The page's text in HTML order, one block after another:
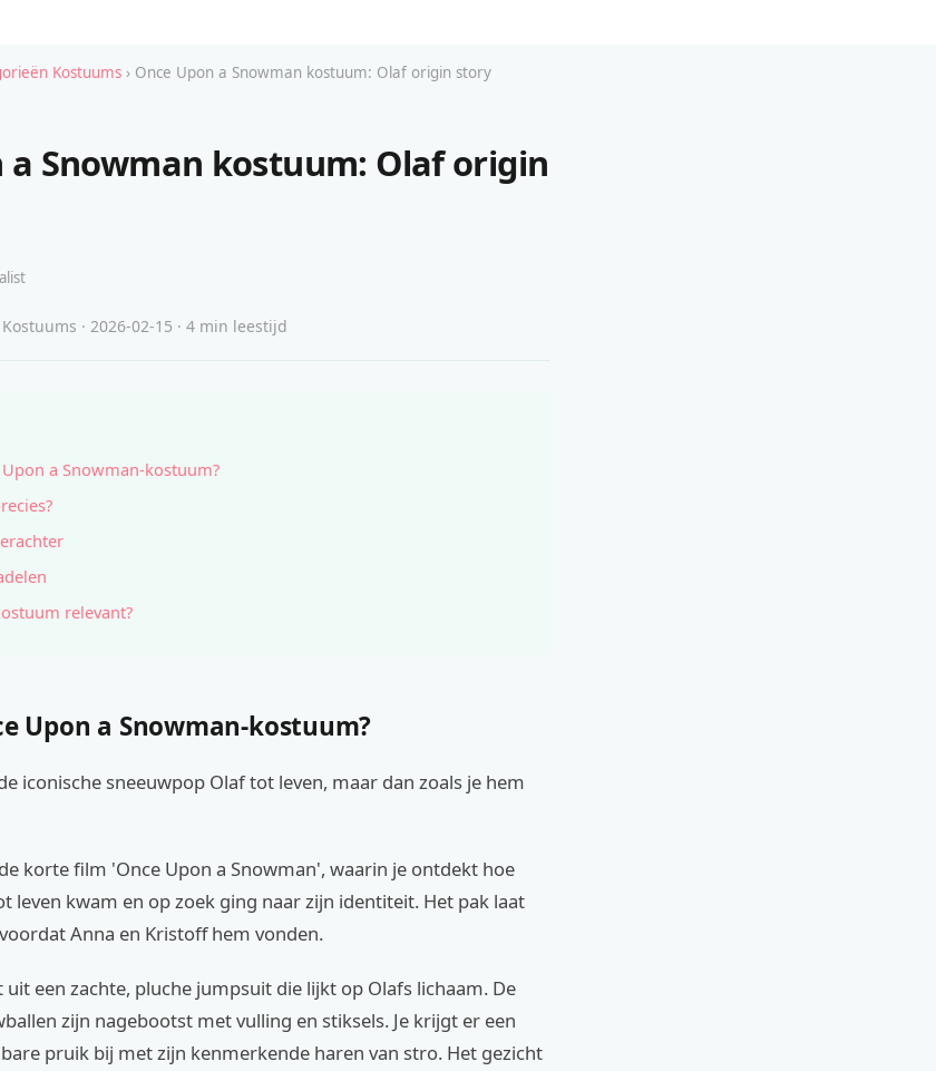
Kostuums › Once Upon a Snowman kostuum: Olaf origin story
a Snowman kostuum: Olaf origin
· 2026-02-15 · 4 min leestijd
a Snowman-kostuum?
relevant?
Upon a Snowman-kostuum?
iconische sneeuwpop Olaf tot leven, maar dan zoals je hem
korte film 'Once Upon a Snowman', waarin je ontdekt hoe
leven kwam en op zoek ging naar zijn identiteit. Het pak laat
Anna en Kristoff hem vonden.
een zachte, pluche jumpsuit die lijkt op Olafs lichaam. De
zijn nagebootst met vulling en stiksels. Je krijgt er een
pruik bij met zijn kenmerkende haren van stro. Het gezicht